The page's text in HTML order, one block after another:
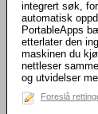
integrert søk,
automatisk
PortableApps
etterlater den
maskinen du
nettleser
og utvidelser
Foreslå